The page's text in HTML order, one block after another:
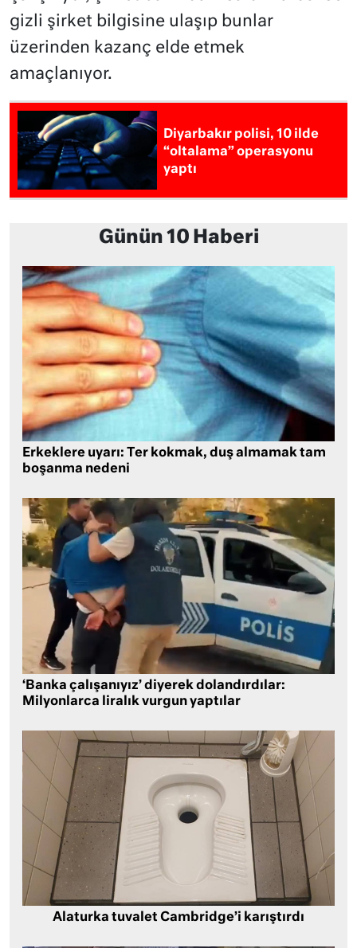
gizli şirket bilgisine ulaşıp bunlar
üzerinden kazanç elde etmek
amaçlanıyor.
Diyarbakır polisi, 10 ilde
“oltalama” operasyonu
yaptı
Günün 10 Haberi
Erkeklere uyarı: Ter kokmak, duş almamak tam
boşanma nedeni
‘Banka çalışanıyız’ diyerek dolandırdılar:
Milyonlarca liralık vurgun yaptılar
Alaturka tuvalet Cambridge’i karıştırdı